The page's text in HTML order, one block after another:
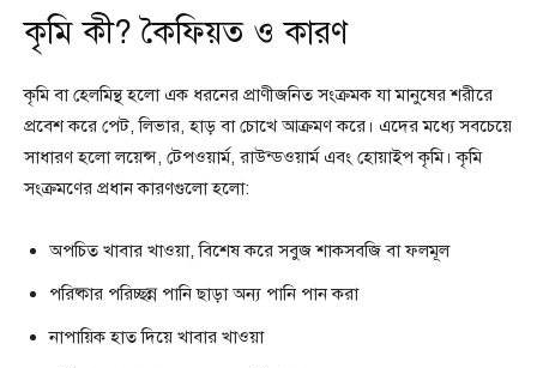
কৃমি কী? কৈফিয়ত ও কারণ
কৃমি বা হেলমিন্থ হলো এক ধরনের প্রাণীজনিত সংক্রমক যা মানুষের শরীরে
প্রবেশ করে পেট, লিভার, হাড় বা চোখে আক্রমণ করে। এদের মধ্যে সবচেয়ে
সাধারণ হলো লয়েন্স, টেপওয়ার্ম, রাউন্ডওয়ার্ম এবং হোয়াইপ কৃমি। কৃমি
সংক্রমণের প্রধান কারণগুলো হলো:
অপচিত খাবার খাওয়া, বিশেষ করে সবুজ শাকসবজি বা ফলমূল
পরিষ্কার পরিচ্ছন্ন পানি ছাড়া অন্য পানি পান করা
নাপায়িক হাত দিয়ে খাবার খাওয়া